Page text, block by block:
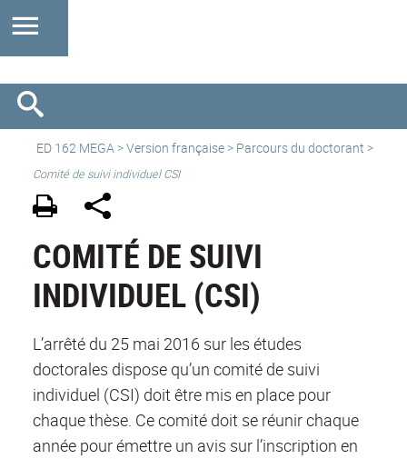
ED 162 MEGA >Version française > Parcours du doctorant >
Comité de suivi individuel CSI
COMITÉ DE SUIVI
INDIVIDUEL (CSI)
L’arrêté du 25 mai 2016 sur les études
doctorales dispose qu’un comité de suivi
individuel (CSI) doit être mis en place pour
chaque thèse. Ce comité doit se réunir chaque
année pour émettre un avis sur l’inscription en